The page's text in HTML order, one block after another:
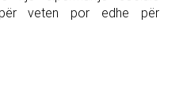
veten por edhe për